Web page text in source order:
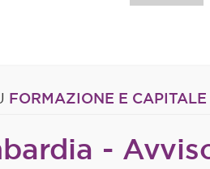
FORMAZIONE E
-